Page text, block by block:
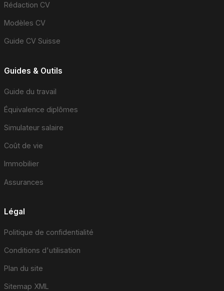
Rédaction CV
Modèles CV
Guide CV Suisse
Guides & Outils
Guide du travail
Équivalence diplômes
Simulateur salaire
Coût de vie
Immobilier
Assurances
Légal
Politique de confidentialité
Conditions d'utilisation
Plan du site
Sitemap XML